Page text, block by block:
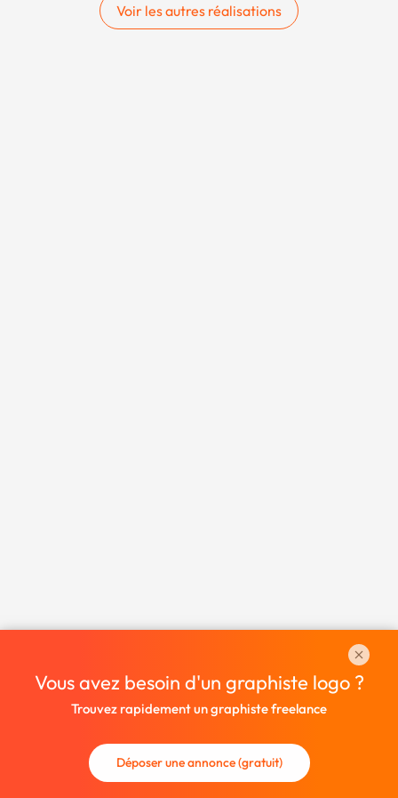
Voir les autres réalisations
Vous avez besoin d'un graphiste logo ?
Trouvez rapidement un graphiste freelance
Déposer une annonce (gratuit)